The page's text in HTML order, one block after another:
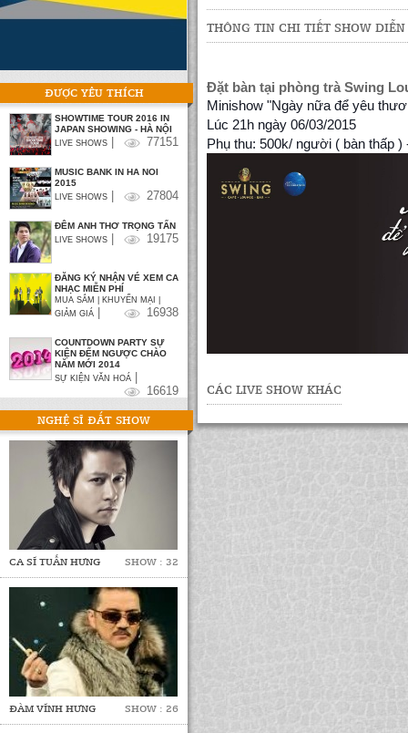
ĐƯỢC YÊU THÍCH
SHOWTIME TOUR 2016 IN
JAPAN SHOWING - HÀ NỘI
LIVE SHOWS 77151
MUSIC BANK IN HA NOI
2015
LIVE SHOWS 27804
ĐÊM ANH THƠ TRỌNG TẤN
LIVE SHOWS 19175
ĐĂNG KÝ NHẬN VÉ XEM CA
NHẠC MIỄN PHÍ
MUA SẮM | KHUYẾN MẠI |
GIẢM GIÁ
16938
COUNTDOWN PARTY SỰ
KIỆN ĐẾM NGƯỢC CHÀO
NĂM MỚI 2014
SỰ KIỆN VĂN HOÁ
16619
NGHỆ SĨ ĐẮT SHOW
CA SĨ TUẤN HƯNG SHOW : 32
ĐÀM VĨNH HƯNG SHOW : 26
THÔNG TIN CHI TIẾT SHOW DIỄN
Đặt bàn tại phòng trà Swing
Minishow "Ngày nữa để yêu
Lúc 21h ngày 06/03/2015
Phụ thu: 500k/ người ( bàn thấp
CÁC LIVE SHOW KHÁC